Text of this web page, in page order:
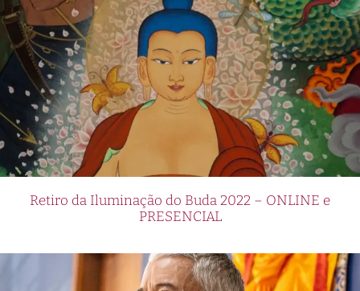
Retiro da Iluminação do Buda 2022 – ONLINE e
PRESENCIAL